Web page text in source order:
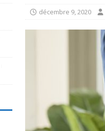
décembre 9, 2020